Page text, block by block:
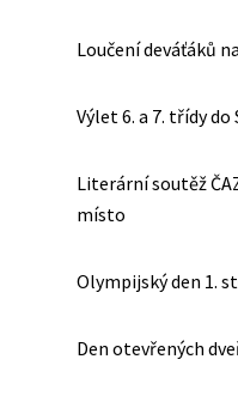
Loučení deváťáků
Výlet 6. a 7. třídy
Literární soutěž
místo
Olympijský den 1.
Den otevřených